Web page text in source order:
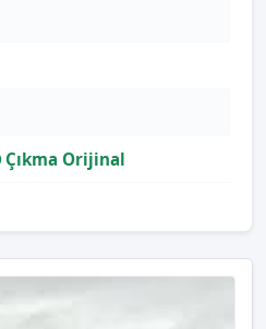
Çıkma Orijinal